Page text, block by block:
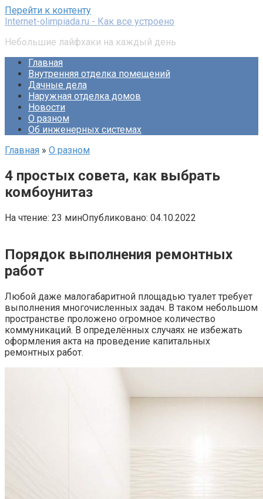
Перейти к контенту
Internet-olimpiada.ru - Как все устроено
Небольшие лайфхаки на каждый день
Главная
Внутренняя отделка помещений
Дачные дела
Наружная отделка домов
Новости
О разном
Об инженерных системах
Главная » О разном
4 простых совета, как выбрать
комбоунитаз
На чтение: 23 минОпубликовано: 04.10.2022
Порядок выполнения ремонтных
работ
Любой даже малогабаритной площадью туалет требует
выполнения многочисленных задач. В таком небольшом
пространстве проложено огромное количество
коммуникаций. В определённых случаях не избежать
оформления акта на проведение капитальных
ремонтных работ.